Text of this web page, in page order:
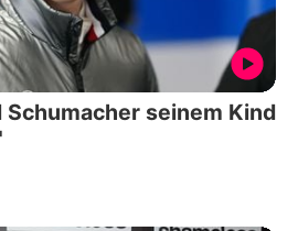
Schumacher seinem Kind